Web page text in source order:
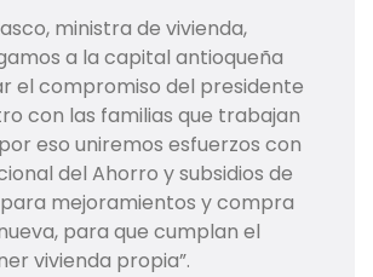
ministra de vivienda,
a la capital antioqueña
el compromiso del presidente
con las familias que trabajan
eso uniremos esfuerzos con
del Ahorro y subsidios de
mejoramientos y compra
para que cumplan el
vivienda propia”.